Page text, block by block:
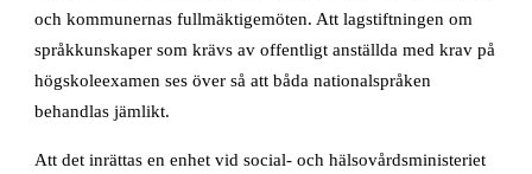
och kommunernas fullmäktigemöten. Att lagstiftningen om
språkkunskaper som krävs av offentligt anställda med krav på
högskoleexamen ses över så att båda nationalspråken
behandlas jämlikt.
Att det inrättas en enhet vid social- och hälsovårdsministeriet